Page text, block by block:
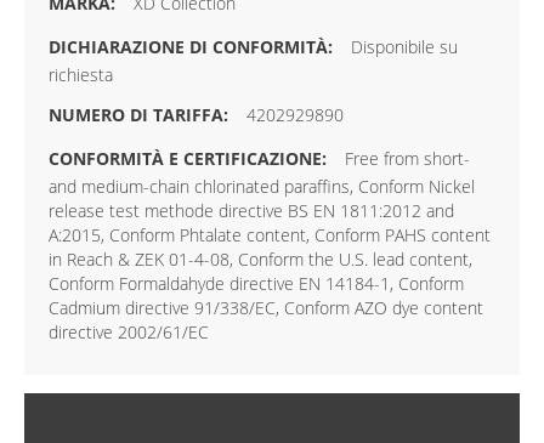
Disponibile su
richiesta
4202929890
Free from short-
and medium-chain chlorinated paraffins, Conform Nickel
release test methode directive BS EN 1811:2012 and
A:2015, Conform Phtalate content, Conform PAHS content
in Reach & ZEK 01-4-08, Conform the U.S. lead content,
Conform Formaldahyde directive EN 14184-1, Conform
Cadmium directive 91/338/EC, Conform AZO dye content
directive 2002/61/EC